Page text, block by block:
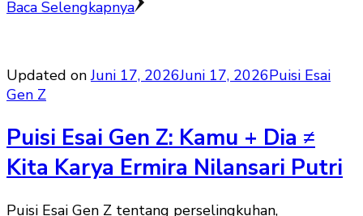
Baca Selengkapnya
Updated onJuni 17, 2026Juni 17, 2026Puisi Esai
Gen Z
Puisi Esai Gen Z: Kamu + Dia ≠
Kita Karya Ermira Nilansari Putri
Puisi Esai Gen Z tentang perselingkuhan,